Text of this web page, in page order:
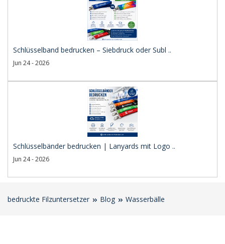
Schlüsselband bedrucken – Siebdruck oder Subl ..
Jun 24 - 2026
Schlüsselbänder bedrucken | Lanyards mit Logo ..
Jun 24 - 2026
bedruckte Filzuntersetzer Blog Wasserbälle